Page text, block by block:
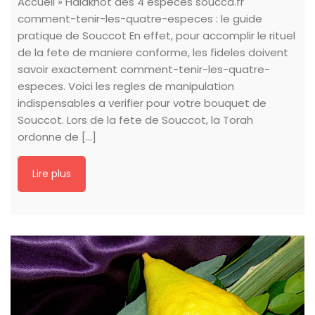
comment-tenir-les-quatre-especes : le guide
pratique de Souccot En effet, pour accomplir le rituel
de la fete de maniere conforme, les fideles doivent
savoir exactement comment-tenir-les-quatre-
especes. Voici les regles de manipulation
indispensables a verifier pour votre bouquet de
Souccot. Lors de la fete de Souccot, la Torah
ordonne de [...]
Lire plus